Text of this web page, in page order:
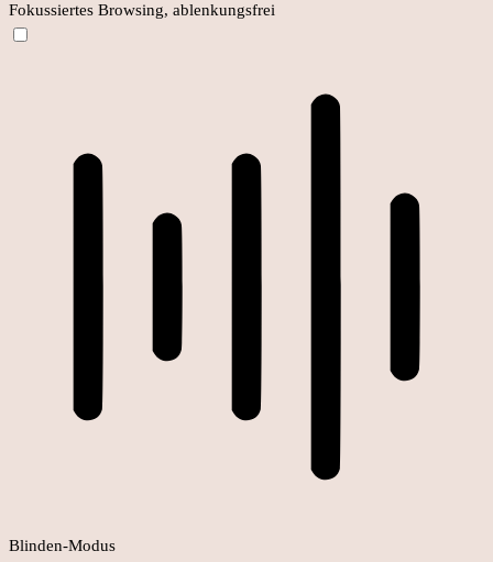
Fokussiertes Browsing, ablenkungsfrei
Blinden-Modus